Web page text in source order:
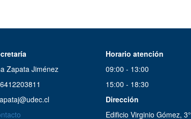
Zapata Jiménez
Horario atención
09:00 - 13:00
15:00 - 18:30
Dirección
Edificio Virginio Gómez, 3°